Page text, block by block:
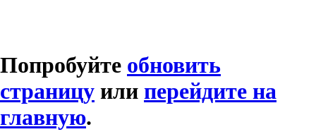
Попробуйте обновить
страницу или перейдите на
главную.